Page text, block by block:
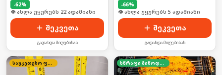
-62%
🛒 ბოლო 24სთ-ში იყიდა 35-მა
შეკვეთა
გადახდა მიღებისას
-66%
🛒 ბოლო 24სთ-ში იყიდა 4-მა
შეკვეთა
გადახდა მიღებისას
საუკეთესო ფასი სწრაფი მიწოდება